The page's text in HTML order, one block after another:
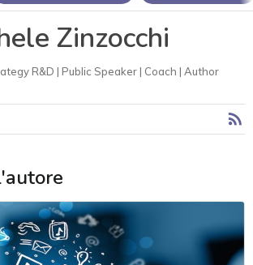
Zinzocchi
R&D | Public Speaker | Coach | Author